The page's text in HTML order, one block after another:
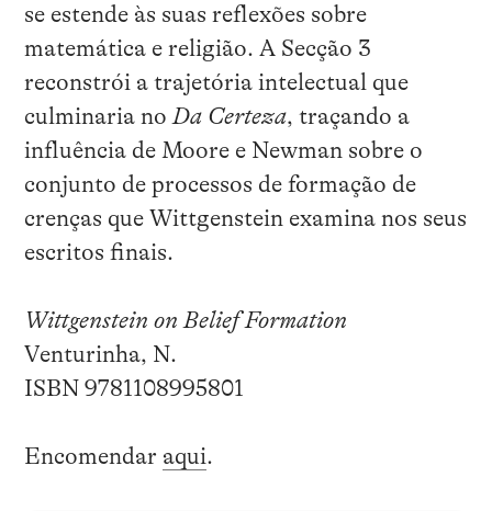
se estende às suas reflexões sobre
matemática e religião. A Secção 3
reconstrói a trajetória intelectual que
culminaria noDa Certeza, traçando a
influência de Moore e Newman sobre o
conjunto de processos de formação de
crenças que Wittgenstein examina nos seus
escritos finais.
Wittgenstein on Belief Formation
Venturinha, N.
ISBN 9781108995801
Encomendar aqui.